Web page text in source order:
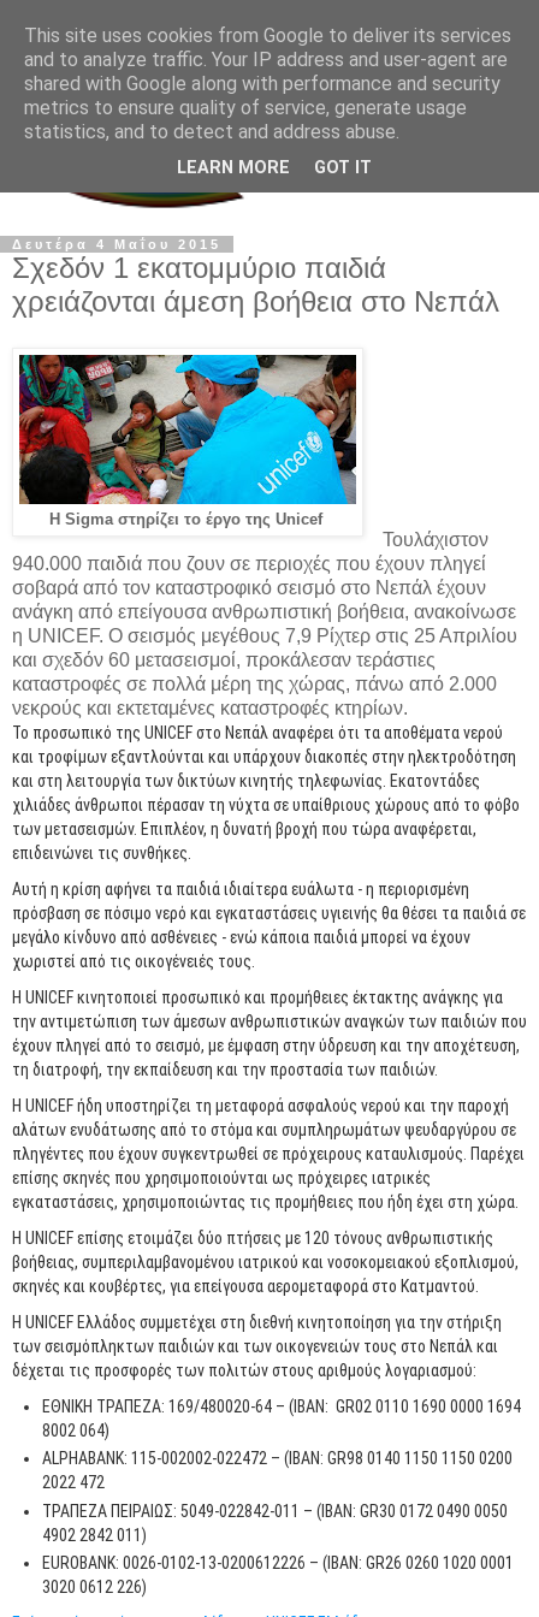
Δευτέρα 4 Μαΐου 2015
Σχεδόν 1 εκατομμύριο παιδιά
χρειάζονται άμεση βοήθεια στο Νεπάλ
H Sigma στηρίζει το έργο της Unicef
Τουλάχιστον
940.000 παιδιά που ζουν σε περιοχές που έχουν πληγεί
σοβαρά από τον καταστροφικό σεισμό στο Νεπάλ έχουν
ανάγκη από επείγουσα ανθρωπιστική βοήθεια, ανακοίνωσε
η UNICEF. Ο σεισμός μεγέθους 7,9 Ρίχτερ στις 25 Απριλίου
και σχεδόν 60 μετασεισμοί, προκάλεσαν τεράστιες
καταστροφές σε πολλά μέρη της χώρας, πάνω από 2.000
νεκρούς και εκτεταμένες καταστροφές κτηρίων.
Το προσωπικό της UNICEF στο Νεπάλ αναφέρει ότι τα αποθέματα νερού
και τροφίμων εξαντλούνται και υπάρχουν διακοπές στην ηλεκτροδότηση
και στη λειτουργία των δικτύων κινητής τηλεφωνίας. Εκατοντάδες
χιλιάδες άνθρωποι πέρασαν τη νύχτα σε υπαίθριους χώρους από το φόβο
των μετασεισμών. Επιπλέον, η δυνατή βροχή που τώρα αναφέρεται,
επιδεινώνει τις συνθήκες.
Αυτή η κρίση αφήνει τα παιδιά ιδιαίτερα ευάλωτα - η περιορισμένη
πρόσβαση σε πόσιμο νερό και εγκαταστάσεις υγιεινής θα θέσει τα παιδιά σε
μεγάλο κίνδυνο από ασθένειες - ενώ κάποια παιδιά μπορεί να έχουν
χωριστεί από τις οικογένειές τους.
Η UNICEF κινητοποιεί προσωπικό και προμήθειες έκτακτης ανάγκης για
την αντιμετώπιση των άμεσων ανθρωπιστικών αναγκών των παιδιών που
έχουν πληγεί από το σεισμό, με έμφαση στην ύδρευση και την αποχέτευση,
τη διατροφή, την εκπαίδευση και την προστασία των παιδιών.
Η UNICEF ήδη υποστηρίζει τη μεταφορά ασφαλούς νερού και την παροχή
αλάτων ενυδάτωσης από το στόμα και συμπληρωμάτων ψευδαργύρου σε
πληγέντες που έχουν συγκεντρωθεί σε πρόχειρους καταυλισμούς. Παρέχει
επίσης σκηνές που χρησιμοποιούνται ως πρόχειρες ιατρικές
εγκαταστάσεις, χρησιμοποιώντας τις προμήθειες που ήδη έχει στη χώρα.
Η UNICEF επίσης ετοιμάζει δύο πτήσεις με 120 τόνους ανθρωπιστικής
βοήθειας, συμπεριλαμβανομένου ιατρικού και νοσοκομειακού εξοπλισμού,
σκηνές και κουβέρτες, για επείγουσα αερομεταφορά στο Κατμαντού.
Η UNICEF Ελλάδος συμμετέχει στη διεθνή κινητοποίηση για την στήριξη
των σεισμόπληκτων παιδιών και των οικογενειών τους στο Νεπάλ και
δέχεται τις προσφορές των πολιτών στους αριθμούς λογαριασμού:
ΕΘΝΙΚΗ ΤΡΑΠΕΖΑ: 169/480020-64 – (ΙΒΑΝ: GR02 0110 1690 0000 1694
8002 064)
ALPHABANK: 115-002002-022472 – (IBAN: GR98 0140 1150 1150 0200
2022 472
ΤΡΑΠΕΖΑ ΠΕΙΡΑΙΩΣ: 5049-022842-011 – (IBAN: GR30 0172 0490 0050
4902 2842 011)
EUROBANK: 0026-0102-13-0200612226 – (IBAN: GR26 0260 1020 0001
3020 0612 226)
This site uses cookies from Google to deliver its services
and to analyze traffic. Your IP address and user-agent are
shared with Google along with performance and security
metrics to ensure quality of service, generate usage
statistics, and to detect and address abuse.
LEARN MORE GOT IT